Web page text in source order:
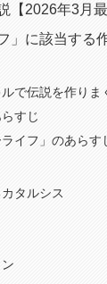
【2026年3月最
」に該当する
で伝説を作りま
すじ
イフ」のあらす
タルシス